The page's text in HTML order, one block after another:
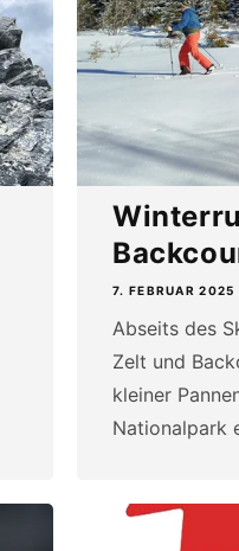
7. FEBRUAR 2025
Abseits des
Zelt und
kleiner
Nationalpark